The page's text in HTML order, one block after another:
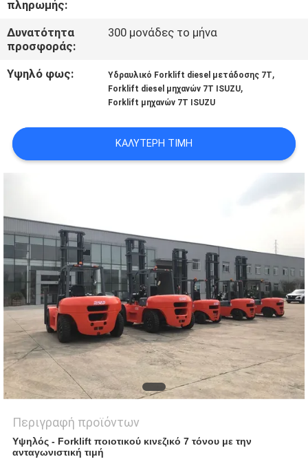
πληρωμής:
Δυνατότητα
προσφοράς:
300 μονάδες το μήνα
Υψηλό φως: Υδραυλικό Forklift diesel μετάδοσης 7T,
Forklift diesel μηχανών 7T ISUZU,
Forklift μηχανών 7T ISUZU
ΚΑΛΎΤΕΡΗ ΤΙΜΉ
Περιγραφή προϊόντων
Υψηλός - Forklift ποιοτικού κινεζικό 7 τόνου με την
ανταγωνιστική τιμή